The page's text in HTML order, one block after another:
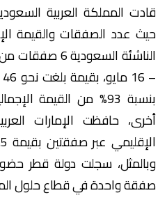
قادت المملكة العربية
حيث عدد الصفقات والقيمة
بنسبة 93% من القيمة
أخرى، حافظت الإمارات
وبالمثل، سجلت دولة قطر
صفقة واحدة في قطاع حلول